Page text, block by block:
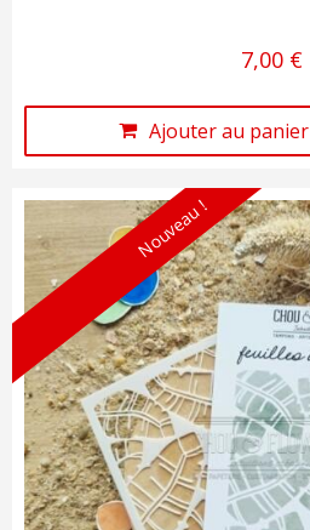
7,00 €
Ajouter au panier
Nouveau !